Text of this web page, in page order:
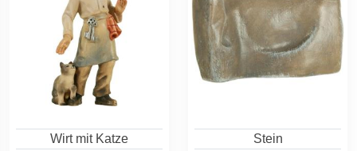
Wirt mit Katze
Stein